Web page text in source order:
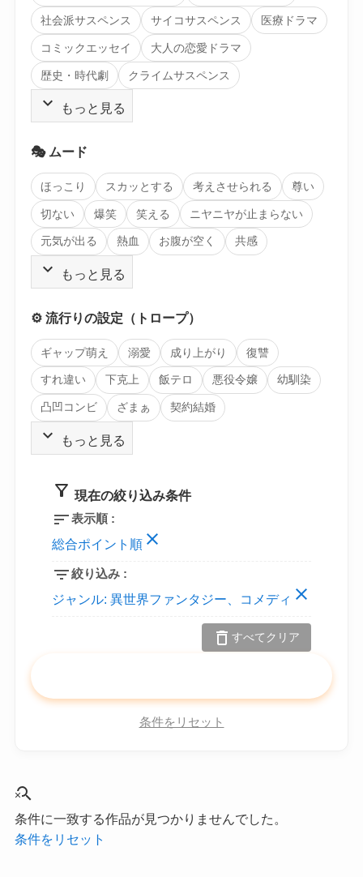
社会派サスペンス サイコサスペンス 医療ドラマ
コミックエッセイ 大人の恋愛ドラマ
歴史・時代劇 クライムサスペンス
expand_more もっと見る
🎭 ムード
ほっこり スカッとする 考えさせられる 尊い
切ない 爆笑 笑える ニヤニヤが止まらない
元気が出る 熱血 お腹が空く 共感
expand_more もっと見る
⚙️ 流行りの設定（トロープ）
ギャップ萌え 溺愛 成り上がり 復讐
すれ違い 下克上 飯テロ 悪役令嬢 幼馴染
凸凹コンビ ざまぁ 契約結婚
expand_more もっと見る
filter_alt 現在の絞り込み条件
sort表示順 :
総合ポイント順 close
filter_list絞り込み :
ジャンル: 異世界ファンタジー、コメディ close
deleteすべてクリア
条件をリセット
search_off
条件に一致する作品が見つかりませんでした。
条件をリセット